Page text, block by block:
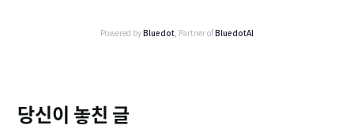
Powered byBluedot, Partner ofBluedotAI
당신이 놓친 글